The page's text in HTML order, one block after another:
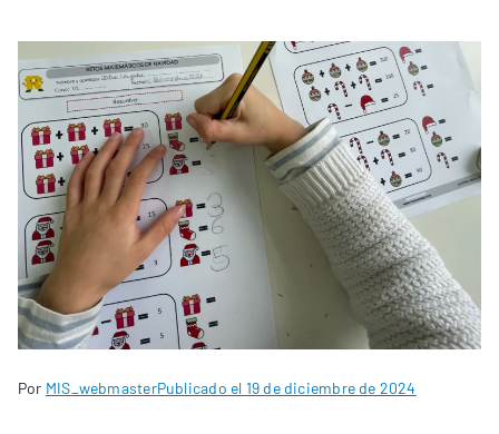
Por MIS_webmasterPublicado el 19 de diciembre de 2024